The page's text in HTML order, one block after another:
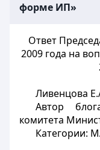
форме ИП»
Ответ
2009 года на
Ливенцова
Автор
комитета
Категории: